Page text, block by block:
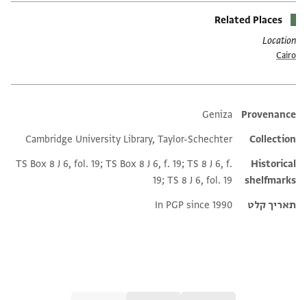
Related Places
Location
Cairo
Additional metadata
Provenance
Geniza
Collection
Cambridge University Library, Taylor-Schechter
Historical
shelfmarks
TS Box 8 J 6, fol. 19; TS Box 8 J 6, f. 19; TS 8 J 6, f.
19; TS 8 J 6, fol. 19
תאריך קלט
In PGP since 1990